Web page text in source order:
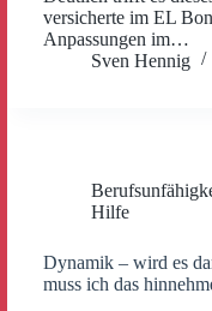
versicherte im EL
Anpassungen im…
Sven Hennig
Hilfe
Dynamik – wird es
muss ich das